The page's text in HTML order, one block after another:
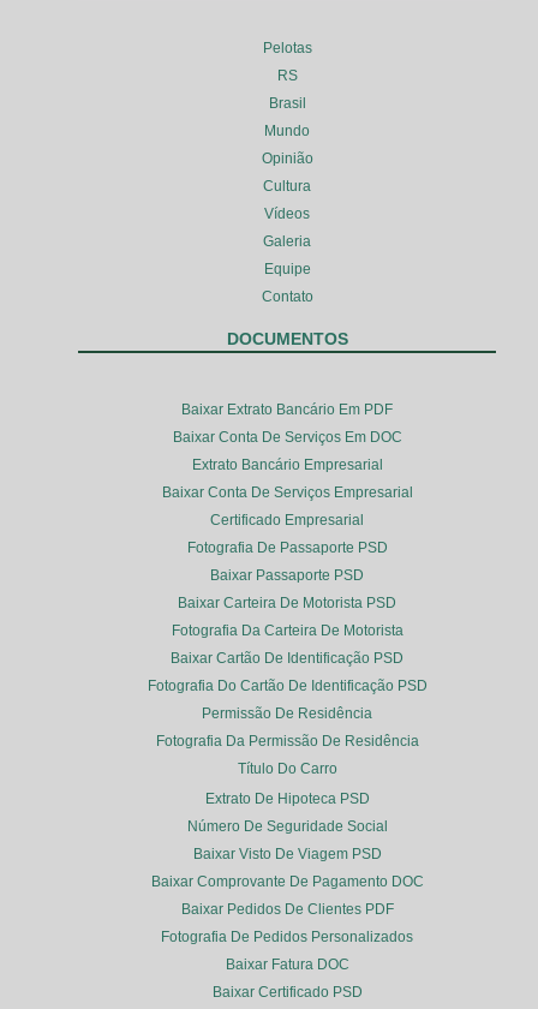
Pelotas
RS
Brasil
Mundo
Opinião
Cultura
Vídeos
Galeria
Equipe
Contato
DOCUMENTOS
Baixar Extrato Bancário Em PDF
Baixar Conta De Serviços Em DOC
Extrato Bancário Empresarial
Baixar Conta De Serviços Empresarial
Certificado Empresarial
Fotografia De Passaporte PSD
Baixar Passaporte PSD
Baixar Carteira De Motorista PSD
Fotografia Da Carteira De Motorista
Baixar Cartão De Identificação PSD
Fotografia Do Cartão De Identificação PSD
Permissão De Residência
Fotografia Da Permissão De Residência
Título Do Carro
Extrato De Hipoteca PSD
Número De Seguridade Social
Baixar Visto De Viagem PSD
Baixar Comprovante De Pagamento DOC
Baixar Pedidos De Clientes PDF
Fotografia De Pedidos Personalizados
Baixar Fatura DOC
Baixar Certificado PSD